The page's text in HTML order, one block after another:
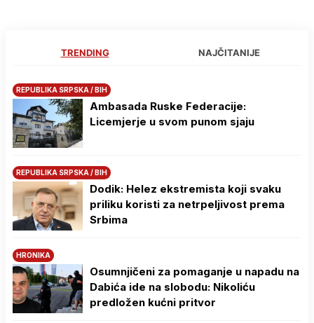
TRENDING NAJČITANIJE
REPUBLIKA SRPSKA / BIH
Ambasada Ruske Federacije:
Licemjerje u svom punom sjaju
REPUBLIKA SRPSKA / BIH
Dodik: Helez ekstremista koji svaku
priliku koristi za netrpeljivost prema
Srbima
HRONIKA
Osumnjičeni za pomaganje u napadu na
Dabića ide na slobodu: Nikoliću
predložen kućni pritvor